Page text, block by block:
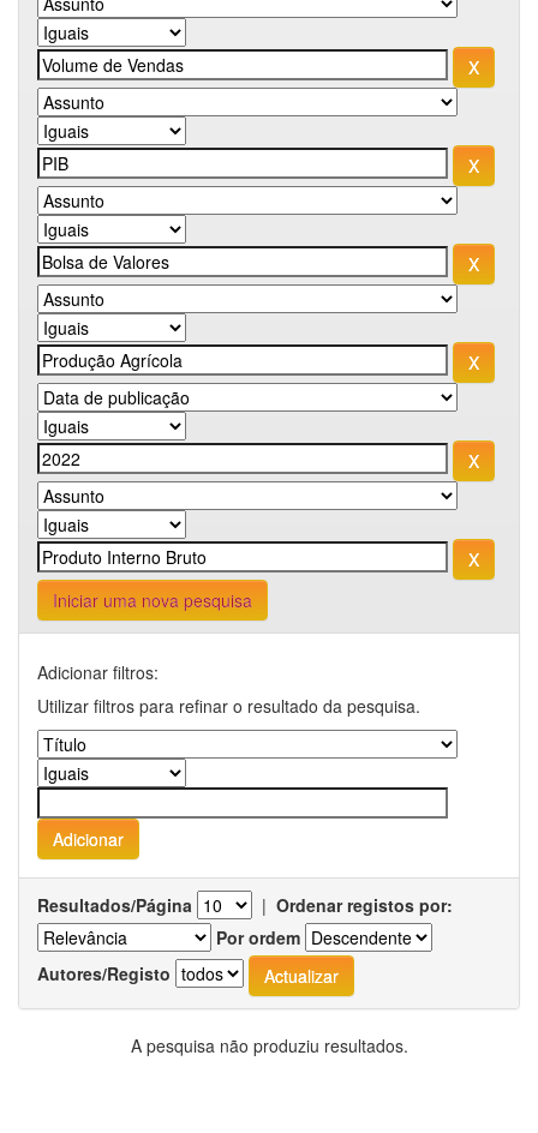
Iniciar uma nova pesquisa
Adicionar filtros:
Utilizar filtros para refinar o resultado da pesquisa.
Resultados/Página | Ordenar registos por:
Por ordem
Autores/Registo
A pesquisa não produziu resultados.